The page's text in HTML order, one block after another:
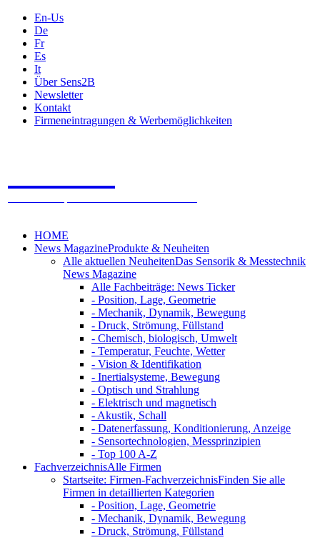
En-Us
De
Fr
Es
It
Über Sens2B
Newsletter
Kontakt
Firmeneintragungen & Werbemöglichkeiten
HOME
News MagazineProdukte & Neuheiten
Alle aktuellen NeuheitenDas Sensorik & Messtechnik
News Magazine
Alle Fachbeiträge: News Ticker
- Position, Lage, Geometrie
- Mechanik, Dynamik, Bewegung
- Druck, Strömung, Füllstand
- Chemisch, biologisch, Umwelt
- Temperatur, Feuchte, Wetter
- Vision & Identifikation
- Inertialsysteme, Bewegung
- Optisch und Strahlung
- Elektrisch und magnetisch
- Akustik, Schall
- Datenerfassung, Konditionierung, Anzeige
- Sensortechnologien, Messprinzipien
- Top 100 A-Z
FachverzeichnisAlle Firmen
Startseite: Firmen-FachverzeichnisFinden Sie alle
Firmen in detaillierten Kategorien
- Position, Lage, Geometrie
- Mechanik, Dynamik, Bewegung
- Druck, Strömung, Füllstand